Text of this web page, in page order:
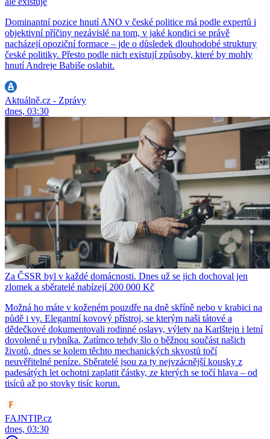
Dominantní pozice hnutí ANO v české politice má podle expertů i
objektivní příčiny nezávislé na tom, v jaké kondici se právě
nacházejí opoziční formace – jde o důsledek dlouhodobé struktury
české politiky. Přesto podle nich existují způsoby, které by mohly
hnutí Andreje Babiše oslabit.
Aktuálně.cz - Zprávy
dnes, 03:30
Za ČSSR byl v každé domácnosti. Dnes už se jich dochoval jen
zlomek a sběratelé nabízejí 200 000 Kč
Možná ho máte v koženém pouzdře na dně skříně nebo v krabici na
půdě i vy. Elegantní kovový přístroj, se kterým naši tátové a
dědečkové dokumentovali rodinné oslavy, výlety na Karlštejn i letní
dovolené u rybníka. Zatímco tehdy šlo o běžnou součást našich
životů, dnes se kolem těchto mechanických skvostů točí
neuvěřitelné peníze. Sběratelé jsou za ty nejvzácnější kousky z
padesátých let ochotni zaplatit částky, ze kterých se točí hlava – od
tisíců až po stovky tisíc korun.
FAJNTIP.cz
dnes, 03:30